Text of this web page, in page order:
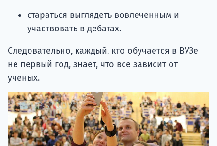
стараться выглядеть вовлеченным и
участвовать в дебатах.
Следовательно, каждый, кто обучается в ВУЗе
не первый год, знает, что все зависит от
ученых.